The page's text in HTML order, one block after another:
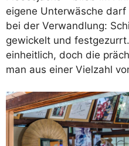
eigene Unterwäsche
bei der Verwandlung:
gewickelt und
einheitlich, doch die
man aus einer Vielzahl